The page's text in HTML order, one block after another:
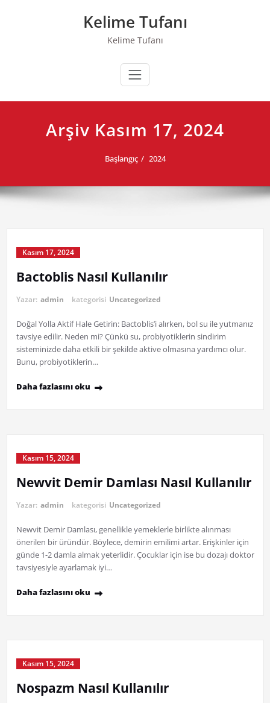
Kelime Tufanı
Kelime Tufanı
Arşiv Kasım 17, 2024
Başlangıç 2024
Kasım 17, 2024
Bactoblis Nasıl Kullanılır
Yazar: admin kategorisi Uncategorized
Doğal Yolla Aktif Hale Getirin: Bactoblis’i alırken, bol su ile yutmanız
tavsiye edilir. Neden mi? Çünkü su, probiyotiklerin sindirim
sisteminizde daha etkili bir şekilde aktive olmasına yardımcı olur.
Bunu, probiyotiklerin…
Daha fazlasını oku
Kasım 15, 2024
Newvit Demir Damlası Nasıl Kullanılır
Yazar: admin kategorisi Uncategorized
Newvit Demir Damlası, genellikle yemeklerle birlikte alınması
önerilen bir üründür. Böylece, demirin emilimi artar. Erişkinler için
günde 1-2 damla almak yeterlidir. Çocuklar için ise bu dozajı doktor
tavsiyesiyle ayarlamak iyi…
Daha fazlasını oku
Kasım 15, 2024
Nospazm Nasıl Kullanılır